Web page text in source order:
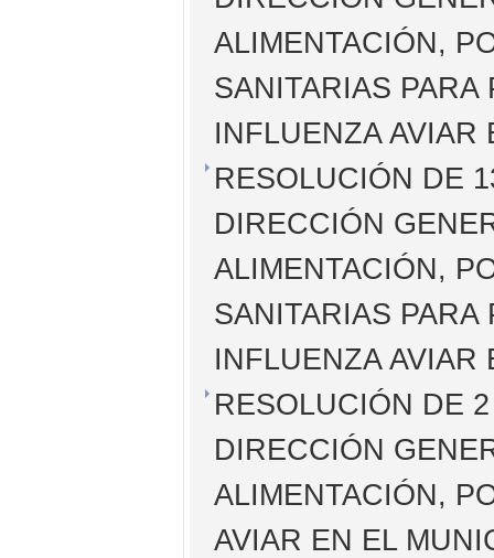
ALIMENTACIÓN,
SANITARIAS
INFLUENZA AVIAR
RESOLUCIÓN DE
DIRECCIÓN
ALIMENTACIÓN,
SANITARIAS
INFLUENZA AVIAR
RESOLUCIÓN DE
DIRECCIÓN
ALIMENTACIÓN,
AVIAR EN EL